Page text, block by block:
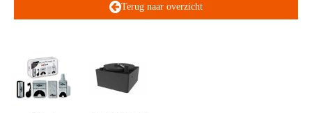
Terug naar overzicht